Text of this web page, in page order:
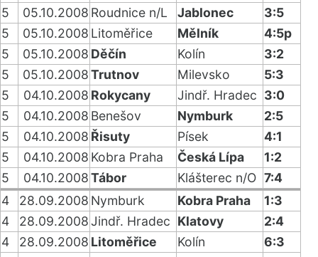
5
05.10.2008 Roudnice n/L Jablonec
3:5
5
05.10.2008 Litoměřice Mělník
4:5p
5
05.10.2008 Děčín Kolín
3:2
5
05.10.2008Trutnov Milevsko
5:3
5
04.10.2008 Rokycany Jindř. Hradec 3:0
5
04.10.2008 Benešov Nymburk
2:5
5
04.10.2008 Řisuty Písek
4:1
5
04.10.2008 Kobra Praha Česká Lípa
1:2
5
04.10.2008Tábor Klášterec n/O 7:4
4
28.09.2008 Nymburk Kobra Praha
1:3
4
28.09.2008Jindř. Hradec Klatovy
2:4
4
28.09.2008 Litoměřice Kolín
6:3